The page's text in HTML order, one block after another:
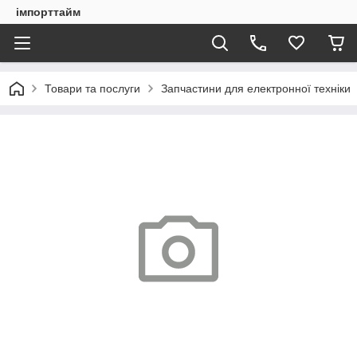
імпорттайм
Товари та послуги Запчастини для електронної техніки